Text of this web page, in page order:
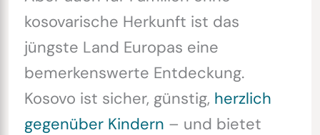
kosovarische Herkunft ist das
jüngste Land Europas eine
bemerkenswerte Entdeckung.
Kosovo ist sicher, günstig, herzlich
gegenüber Kindern – und bietet